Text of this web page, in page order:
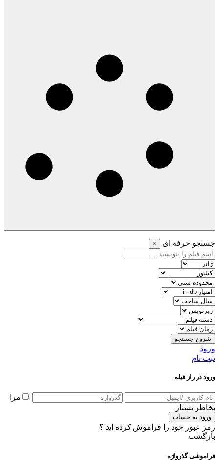
جستجو حرفه ای ×
شروع جستجو
ورود
ثبت نام
ورود در راز فیلم
مرا
بخاطر بسپار
ورود به حساب
رمز عبور خود را فراموش کرده اید ؟
بازگشت
فراموشی گذرواژه